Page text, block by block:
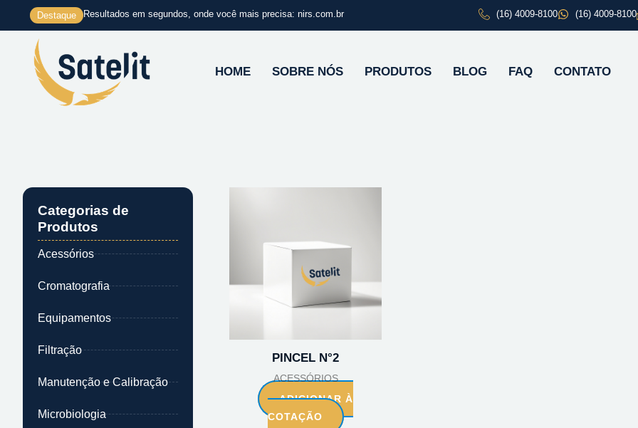
conteúdo
Destaque Resultados em segundos, onde você mais precisa: nirs.com.br (16) 4009-8100 (16) 4009-8100
HOME SOBRE NÓS PRODUTOS BLOG FAQ CONTATO
Categorias de
Produtos
Acessórios
Cromatografia
Equipamentos
Filtração
Manutenção e Calibração
Microbiologia
PINCEL N°2
ACESSÓRIOS
ADICIONAR À
COTAÇÃO